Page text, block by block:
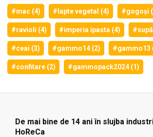
#mac (4) #lapte vegetal (4) #gogoși
#ravioli (4) #imperia ipasta (4)
#ceai (3) #gammo14 (2) #gammo13
#confitare (2) #gammopack2024 (1)
De mai bine de 14 ani în slujba
HoReCa